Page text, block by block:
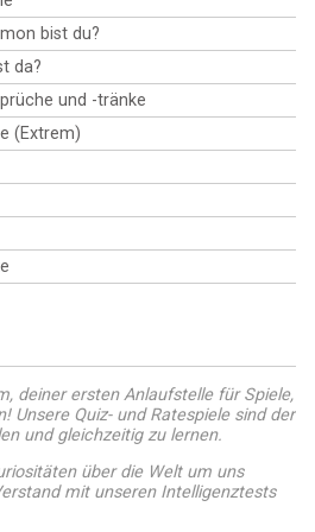
bist du?
da?
und -tränke
(Extrem)
deiner ersten Anlaufstelle für Spiele,
Unsere Quiz- und Ratespiele sind der
und gleichzeitig zu lernen.
über die Welt um uns
mit unseren Intelligenztests